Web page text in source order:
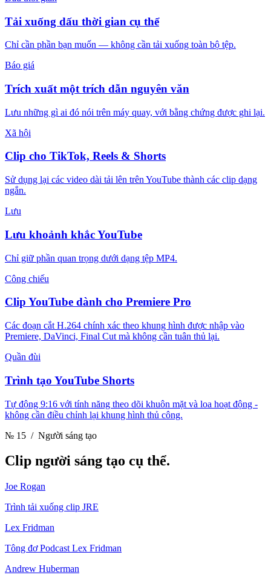
Tải xuống dấu thời gian cụ thể
Chỉ cần phần bạn muốn — không cần tải xuống toàn bộ tệp.
Báo giá
Trích xuất một trích dẫn nguyên văn
Lưu những gì ai đó nói trên máy quay, với bằng chứng được ghi lại.
Xã hội
Clip cho TikTok, Reels & Shorts
Sử dụng lại các video dài tải lên trên YouTube thành các clip dạng
ngắn.
Lưu
Lưu khoảnh khắc YouTube
Chỉ giữ phần quan trọng dưới dạng tệp MP4.
Công chiếu
Clip YouTube dành cho Premiere Pro
Các đoạn cắt H.264 chính xác theo khung hình được nhập vào
Premiere, DaVinci, Final Cut mà không cần tuân thủ lại.
Quần đùi
Trình tạo YouTube Shorts
Tự động 9:16 với tính năng theo dõi khuôn mặt và loa hoạt động -
không cần điều chỉnh lại khung hình thủ công.
№ 15 / Người sáng tạo
Clip người sáng tạo cụ thể.
Joe Rogan
Trình tải xuống clip JRE
Lex Fridman
Tông đơ Podcast Lex Fridman
Andrew Huberman